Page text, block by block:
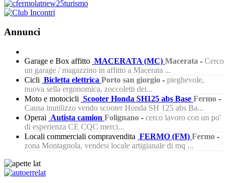
Annunci
Garage e Box affitto MACERATA (MC) Macerata - Cerco
un garage / magazzino in affitto a Macerata ...
Cicli Bicletta elettrica Porto san giorgio - pieghevole,
nuova sella ergonomica, zoccoletti dei...
Moto e motocicli Scooter Honda SH125 abs Base Fermo -
Causa inutilizzo vendo scooter Honda SH 125 abs Ba...
Operai Autista camion Folignano - cerco lavoro con un po'
di esperienza CE CQC merci...
Locali commerciali compravendita FERMO (FM) Fermo -
zona Montagnola, vendesi locale artigianale di mq ...